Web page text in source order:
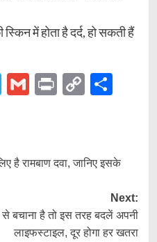
में होता है दर्द, हो सकती हैं
Telegram
Gmail
Print
Copy
है रामबाण दवा, जानिए इसके
Next:
बचाना है तो इस तरह बदलें अपनी
लाइफस्टाइल, दूर होगा हर खतरा